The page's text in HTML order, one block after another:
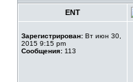
ENT
Зарегистрирован: Вт июн 30,
2015 9:15 pm
Сообщения: 113